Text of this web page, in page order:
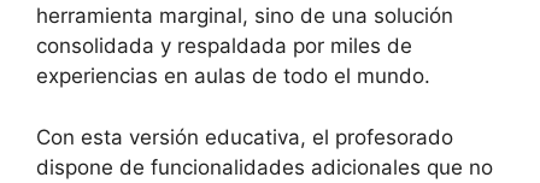
herramienta marginal, sino de una solución
consolidada y respaldada por miles de
experiencias en aulas de todo el mundo.
Con esta versión educativa, el profesorado
dispone de funcionalidades adicionales que no